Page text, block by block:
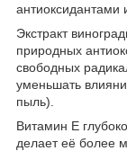
антиоксидантами
Экстракт
природных
свободных
уменьшать
пыль).
Витамин Е
делает её более